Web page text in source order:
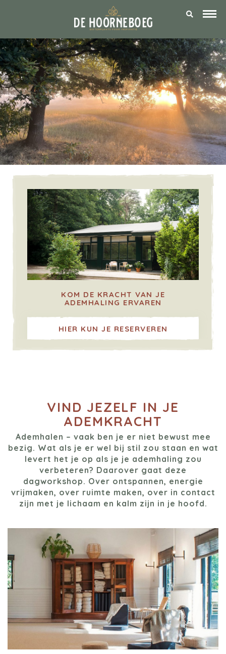
VIND JEZELF IN JE
ADEMKRACHT
Ademhalen – vaak ben je er niet bewust mee
bezig. Wat als je er wel bij stil zou staan en wat
levert het je op als je je ademhaling zou
verbeteren? Daarover gaat deze
dagworkshop. Over ontspannen, energie
vrijmaken, over ruimte maken, over in contact
zijn met je lichaam en kalm zijn in je hoofd.
KOM DE KRACHT VAN JE
ADEMHALING ERVAREN
HIER KUN JE RESERVEREN